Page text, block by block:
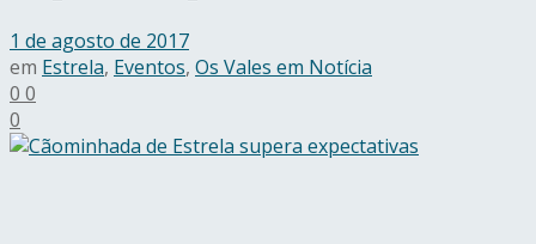
1 de agosto de 2017
em Estrela, Eventos, Os Vales em Notícia
0 0
0